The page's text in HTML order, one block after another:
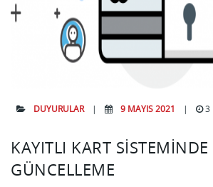
DUYURULAR | 9 MAYIS 2021 | 3
KAYITLI KART
GÜNCELLEME